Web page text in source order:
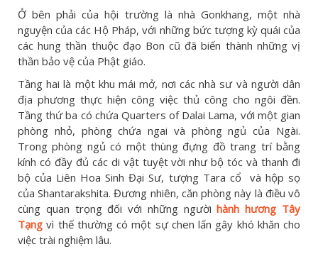
Ở bên phải của hội trường là nhà Gonkhang, một nhà
nguyện của các Hộ Pháp, với những bức tượng kỳ quái của
các hung thần thuộc đạo Bon cũ đã biến thành những vị
thần bảo vệ của Phật giáo.
Tầng hai là một khu mái mở, nơi các nhà sư và người dân
địa phương thực hiện công việc thủ công cho ngôi đền.
Tầng thứ ba có chứa Quarters of Dalai Lama, với một gian
phòng nhỏ, phòng chứa ngai và phòng ngủ của Ngài.
Trong phòng ngủ có một thùng đựng đồ trang trí bằng
kính có đầy đủ các di vật tuyệt vời như bộ tóc và thanh đi
bộ của Liên Hoa Sinh Đại Sư, tượng Tara cổ và hộp sọ
của Shantarakshita. Đương nhiên, căn phòng này là điều vô
cùng quan trọng đối với những ngườihành hương Tây
Tạng vì thế thường có một sự chen lấn gây khó khăn cho
việc trài nghiệm lâu.